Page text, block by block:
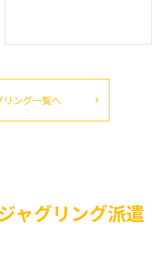
ング一覧へ
ャグリング派遣